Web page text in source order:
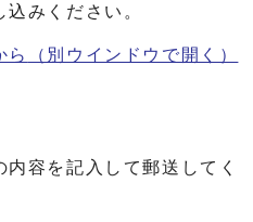
みください。
ら （別ウインドウで開く）
容を記入して郵送してく